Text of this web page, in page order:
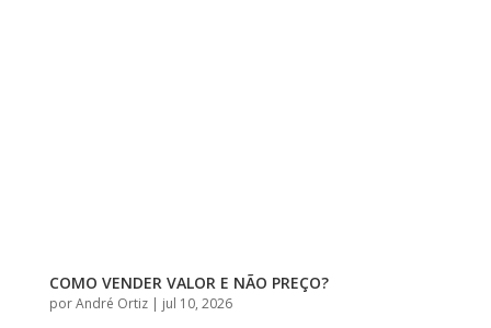
COMO VENDER VALOR E NÃO PREÇO?
porAndré Ortiz| jul 10, 2026